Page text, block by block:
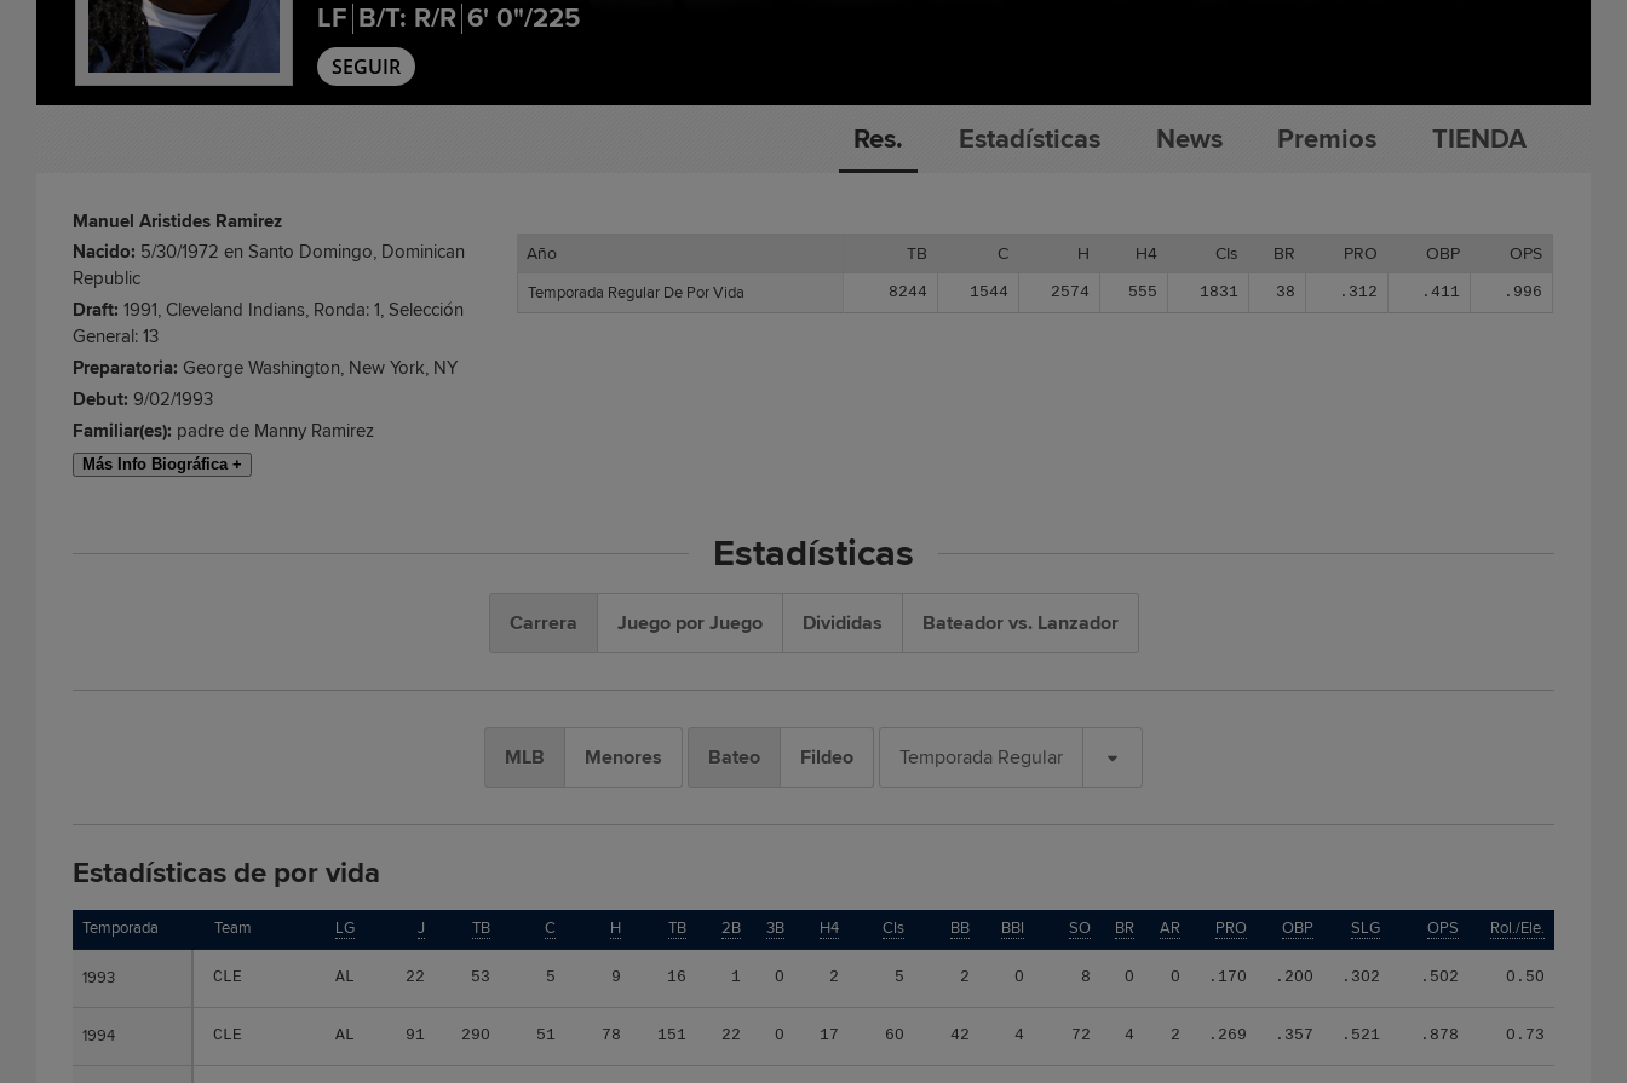
LF B/T: R/R 6' 0"/225
SEGUIR
Res. Estadísticas News Premios TIENDA
Manuel Aristides Ramirez
Nacido: 5/30/1972 en Santo Domingo, Dominican
Republic
Draft: 1991, Cleveland Indians, Ronda: 1, Selección
General: 13
Preparatoria: George Washington, New York, NY
Debut: 9/02/1993
Familiar(es): padre de Manny Ramirez
Más Info Biográfica +
Año TB C H H4 CIs BR PRO OBP OPS
Temporada Regular De Por Vida 8244 1544 2574 555 1831 38 .312 .411 .996
Año
Temporada Regular De Por Vida
Estadísticas
Carrera Juego por Juego Divididas Bateador vs. Lanzador
MLB Menores Bateo Fildeo Temporada Regular
Estadísticas de por vida
Temporada Team LG J TB C H TB 2B 3B H4 CIs BB BBI SO BR AR PRO OBP SLG OPS Rol./Ele.
1993 CLE AL 22 53 5 9 16 1 0 2 5 2 0 8 0 0 .170 .200 .302 .502 0.50
1994 CLE AL 91 290 51 78 151 22 0 17 60 42 4 72 4 2 .269 .357 .521 .878 0.73
Temporada
1993
1994